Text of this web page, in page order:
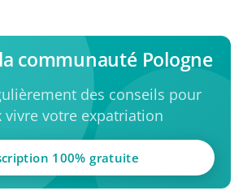
communauté Pologne
des conseils pour
vivre votre expatriation
100% gratuite